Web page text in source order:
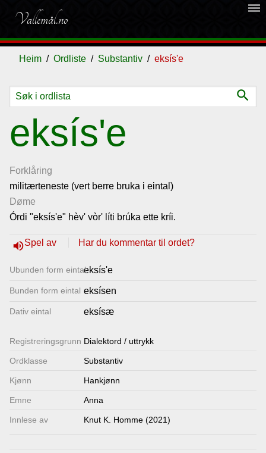
Vallemål.no
dehaze
Heim Ordliste Substantiv eksís'e
search
eksís'e
Forklåring
militærteneste (vert berre bruka i eintal)
Døme
Órdi "eksís'e" hèv' vòr' líti brúka ette kríi.
volume_upSpel av Har du kommentar til ordet?
Ubunden form eintaleksís'e
Bunden form eintal eksísen
Dativ eintal eksísæ
Registrerings­grunn Dialektord / uttrykk
Ordklasse Substantiv
Kjønn Hankjønn
Emne Anna
Innlese av Knut K. Homme (2021)
Ordliste
Om
vallemålet
Gjestebok
Nyhende
Lenkjer
oss